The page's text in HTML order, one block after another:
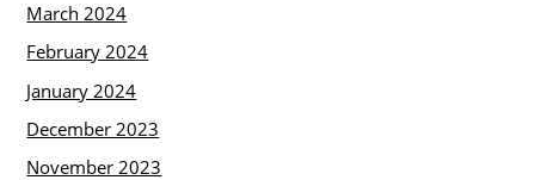
March 2024
February 2024
January 2024
December 2023
November 2023